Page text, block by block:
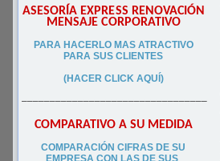
ASESORÍA EXPRESS RENOVACIÓN
MENSAJE CORPORATIVO
PARA HACERLO MAS ATRACTIVO
PARA SUS CLIENTES
(HACER CLICK AQUÍ)
–––––––––––––––––––––––––––––––––
COMPARATIVO A SU MEDIDA
COMPARACIÓN CIFRAS DE SU
EMPRESA CON LAS DE SUS